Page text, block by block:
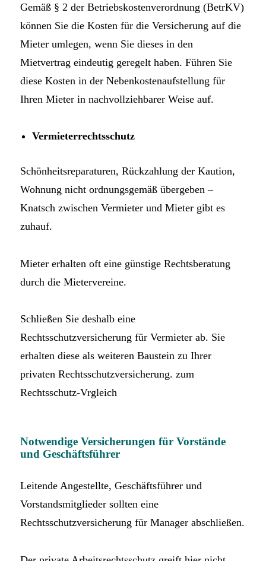
Gemäß § 2 der Betriebskostenverordnung (BetrKV)
können Sie die Kosten für die Versicherung auf die
Mieter umlegen, wenn Sie dieses in den
Mietvertrag eindeutig geregelt haben. Führen Sie
diese Kosten in der Nebenkostenaufstellung für
Ihren Mieter in nachvollziehbarer Weise auf.
Vermieterrechtsschutz
Schönheitsreparaturen, Rückzahlung der Kaution,
Wohnung nicht ordnungsgemäß übergeben –
Knatsch zwischen Vermieter und Mieter gibt es
zuhauf.
Mieter erhalten oft eine günstige Rechtsberatung
durch die Mietervereine.
Schließen Sie deshalb eine
Rechtsschutzversicherung für Vermieter ab. Sie
erhalten diese als weiteren Baustein zu Ihrer
privaten Rechtsschutzversicherung. zum
Rechtsschutz-Vrgleich
Notwendige Versicherungen für Vorstände
und Geschäftsführer
Leitende Angestellte, Geschäftsführer und
Vorstandsmitglieder sollten eine
Rechtsschutzversicherung für Manager abschließen.